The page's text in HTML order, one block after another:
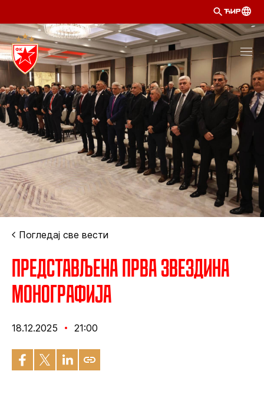
ЋИР
Погледај све вести
Представљена прва Звездина
монографија
18.12.2025 21:00